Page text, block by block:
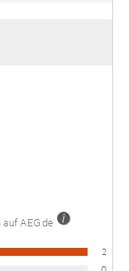
AEG.de
2
0